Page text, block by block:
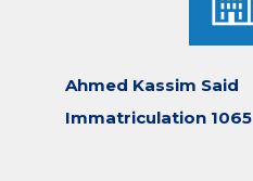
Ahmed Kassim Said
Immatriculation 1065